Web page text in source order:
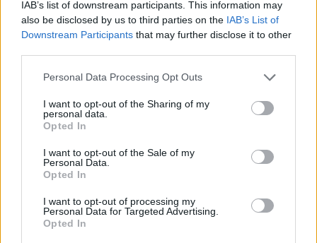
IAB’s list of downstream participants. This information may
also be disclosed by us to third parties on the IAB’s List of
Downstream Participants that may further disclose it to other
Personal Data Processing Opt Outs
I want to opt-out of the Sharing of my
personal data.
Opted In
I want to opt-out of the Sale of my
Personal Data.
Opted In
I want to opt-out of processing my
Personal Data for Targeted Advertising.
Opted In
ΜΠΟΡΕΙ ΝΑ ΣΑΣ ΕΝΔΙΑΦΕΡΕΙ